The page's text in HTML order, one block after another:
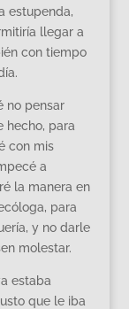
estupenda,
llegar a
con tiempo
no pensar
hecho, para
con mis
a
la manera en
para
y no darle
molestar.
estaba
que le iba